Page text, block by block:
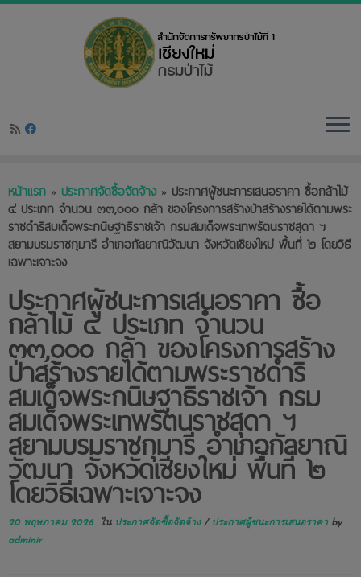
to
content
หน้าแรก » ประกาศจัดซื้อจัดจ้าง » ประกาศผู้ชนะการเสนอราคา ซื้อกล้าไม้
๔ ประเภท จำนวน ๓๓,๐๐๐ กล้า ของโครงการสร้างป่าสร้างรายได้ตามพระ
ราชดำริสมเด็จพระกนิษฐาธิราชเจ้า กรมสมเด็จพระเทพรัตนราชสุดา ฯ
สยามบรมราชกุมารี อำเภอกัลยาณิวัฒนา จังหวัดเชียงใหม่ พื้นที่ ๒ โดยวิธี
เฉพาะเจาะจง
ประกาศผู้ชนะการเสนอราคา ซื้อ
กล้าไม้ ๔ ประเภท จำนวน
๓๓,๐๐๐ กล้า ของโครงการสร้าง
ป่าสร้างรายได้ตามพระราชดำริ
สมเด็จพระกนิษฐาธิราชเจ้า กรม
สมเด็จพระเทพรัตนราชสุดา ฯ
สยามบรมราชกุมารี อำเภอกัลยาณิ
วัฒนา จังหวัดเชียงใหม่ พื้นที่ ๒
โดยวิธีเฉพาะเจาะจง
20 พฤษภาคม 2026 ใน ประกาศจัดซื้อจัดจ้าง / ประกาศผู้ชนะการเสนอราคา by
adminir